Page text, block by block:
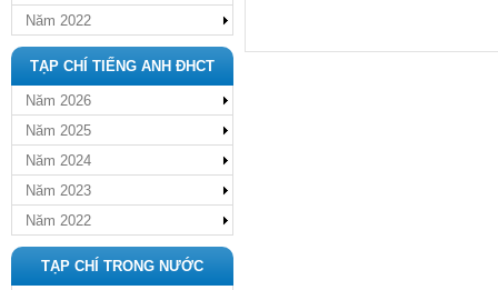
Năm 2022
TẠP CHÍ TIẾNG ANH ĐHCT
Năm 2026
Năm 2025
Năm 2024
Năm 2023
Năm 2022
TẠP CHÍ TRONG NƯỚC